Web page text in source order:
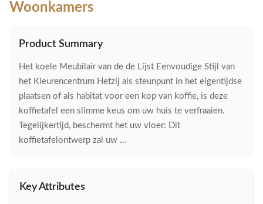
Woonkamers
Product Summary
Het koele Meubilair van de de Lijst Eenvoudige Stijl van
het Kleurencentrum Hetzij als steunpunt in het eigentijdse
plaatsen of als habitat voor een kop van koffie, is deze
koffietafel een slimme keus om uw huis te verfraaien.
Tegelijkertijd, beschermt het uw vloer: Dit
koffietafelontwerp zal uw ...
Key Attributes